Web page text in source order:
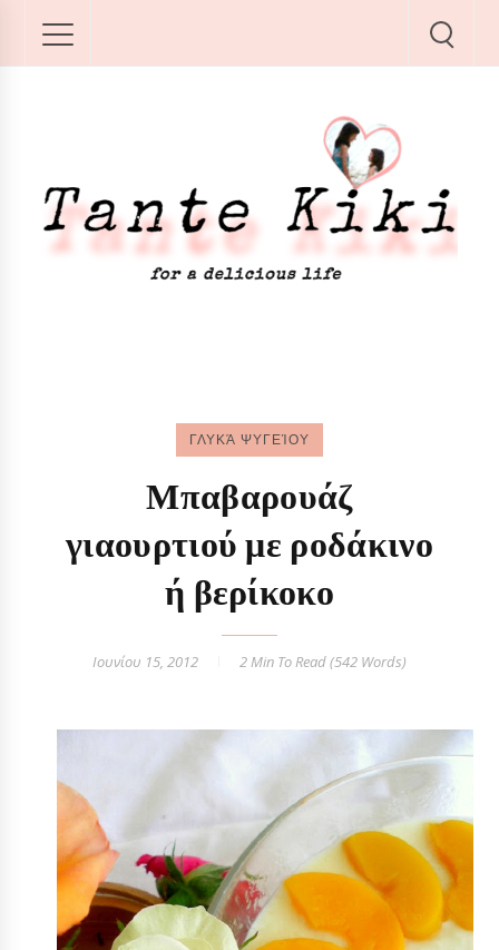
ΓΛΥΚΆ ΨΥΓΕΊΟΥ
Μπαβαρουάζ
γιαουρτιού με ροδάκινο
ή βερίκοκο
Ιουνίου 15, 2012 2 Min To Read (542 Words)